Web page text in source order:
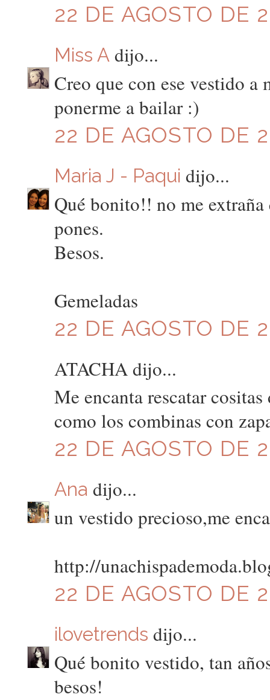
22 DE AGOSTO DE
Miss Adijo...
Creo que con ese vestido a
ponerme a bailar :)
22 DE AGOSTO DE
Maria J - Paqui dijo...
Qué bonito!! no me
pones.
Besos.
Gemeladas
22 DE AGOSTO DE
ATACHA dijo...
Me encanta rescatar
como los combinas con
22 DE AGOSTO DE
Ana dijo...
un vestido precioso,me
http://
22 DE AGOSTO DE
ilovetrends dijo...
Qué bonito vestido, tan
besos!